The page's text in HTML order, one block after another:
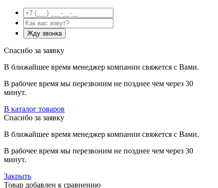
Спасибо за заявку
В ближайшее время менеджер компании свяжется с Вами.
В рабочее время мы перезвоним не позднее чем через 30
минут.
В каталог товаров
Спасибо за заявку
В ближайшее время менеджер компании свяжется с Вами.
В рабочее время мы перезвоним не позднее чем через 30
минут.
Закрыть
Товар добавлен к сравнению